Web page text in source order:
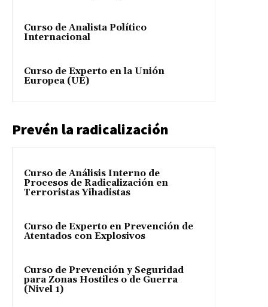
Curso de Analista Político
Internacional
Curso de Experto en la Unión
Europea (UE)
Prevén la radicalización
Curso de Análisis Interno de
Procesos de Radicalización en
Terroristas Yihadistas
Curso de Experto en Prevención de
Atentados con Explosivos
Curso de Prevención y Seguridad
para Zonas Hostiles o de Guerra
(Nivel 1)